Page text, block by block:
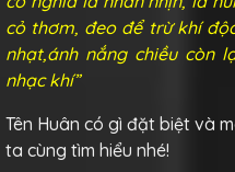
cỏ thơm, đeo để trừ khí
nhạt,ánh nắng chiều còn
nhạc khí”
Tên Huân có gì đặt biệt và
ta cùng tìm hiểu nhé!